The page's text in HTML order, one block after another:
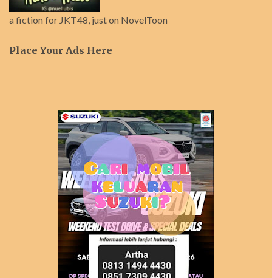
a fiction for JKT48, just on NovelToon
Place Your Ads Here